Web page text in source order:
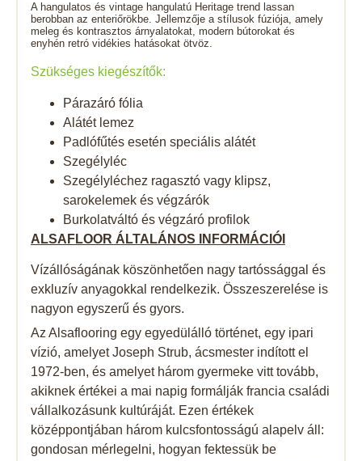
A hangulatos és vintage hangulatú Heritage trend lassan
berobban az enteriőrökbe. Jellemzője a stílusok fúziója, amely
meleg és kontrasztos árnyalatokat, modern bútorokat és
enyhén retró vidékies hatásokat ötvöz.
Szükséges kiegészítők:
Párazáró fólia
Alátét lemez
Padlófűtés esetén speciális alátét
Szegélyléc
Szegélyléchez ragasztó vagy klipsz,
sarokelemek és végzárók
Burkolatváltó és végzáró profilok
ALSAFLOOR ÁLTALÁNOS INFORMÁCIÓI
Vízállóságának köszönhetően nagy tartóssággal és
exkluzív anyagokkal rendelkezik. Összeszerelése is
nagyon egyszerű és gyors.
Az Alsaflooring egy egyedülálló történet, egy ipari
vízió, amelyet Joseph Strub, ácsmester indított el
1972-ben, és amelyet három gyermeke vitt tovább,
akiknek értékei a mai napig formálják francia családi
vállalkozásunk kultúráját. Ezen értékek
középpontjában három kulcsfontosságú alapelv áll:
gondosan mérlegelni, hogyan fektessük be